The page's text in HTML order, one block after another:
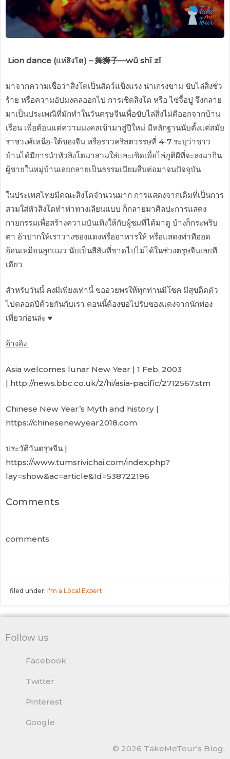
Lion dance (แห่สิงโต) –舞狮子—wǔ shī zǐ
มาจากความเชื่อว่าสิงโตเป็นสัตว์แข็งแรง น่าเกรงขาม ขับไล่สิ่งชั่ว
ร้าย หรือความอัปมงคลออกไป การเชิดสิงโต หรือ ไซ่จื้อปู จึงกลาย
มาเป็นประเพณีที่มักทำในวันตรุษจีนเพื่อขับไล่สิ่งไม่ดีออกจากบ้าน
เรือน เพื่อต้อนแต่ความมงคลเข้ามาสู่ปีใหม่ มีหลักฐานนับตั้งแต่สมัย
ราชวงศ์เหนือ-ใต้ของจีน หรือราวคริสตวรรษที่ 4-7 ระบุว่าชาว
บ้านได้มีการนำหัวสิงโตมาสวมใส่และเชิดเพื่อไล่ภูติผีที่จะลงมากิน
ผู้ชายในหมู่บ้านเลยกลายเป็นธรรมเนียมสืบต่อมาจนปัจจุบัน
ในประเทศไทยมีคณะสิงโตจำนวนมาก การแสดงจากเดิมที่เป็นการ
สวมใส่หัวสิงโตทำท่าทางเลียนแบบ ก็กลายมาศิลปะการแสดง
กายกรรมเพื่อสร้างความบันเทิงให้กับผู้ชมที่ได้มาดู บ้างก็กระพริบ
ตา อ้าปากให้เราวางซองแดงหรืออาหารให้ หรือแสดงท่าทีออด
อ้อนเหมือนลูกแมว นับเป็นสีสันที่ขาดไปไม่ได้ในช่วงตรุษจีนเลยที
เดียว
สำหรับวันนี้ คงมีเพียงเท่านี้ ขออวยพรให้ทุกท่านมีโชค มีสุขติดตัว
ไปตลอดปีด้วยกันกับเรา ตอนนี้ต้องขอไปรับซองแดงจากนักท่อง
เที่ยวก่อนล่ะ ♥
อ้างอิง
Asia welcomes lunar New Year | 1 Feb, 2003
| http://news.bbc.co.uk/2/hi/asia-pacific/2712567.stm
Chinese New Year’s Myth and history |
https://chinesenewyear2018.com
ประวัติวันตรุษจีน |
https://www.tumsrivichai.com/index.php?
lay=show&ac=article&Id=538722196
Comments
comments
filed under: I'm a Local Expert
Follow us
Facebook
Twitter
Pinterest
Google
© 2026 TakeMeTour's Blog.